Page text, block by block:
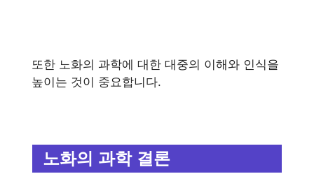
또한 노화의 과학에 대한 대중의 이해와 인식을
높이는 것이 중요합니다.
노화의 과학 결론